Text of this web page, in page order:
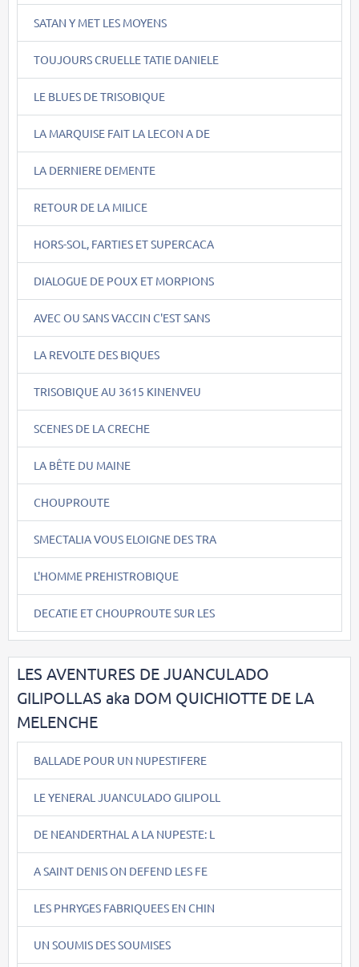
SATAN Y MET LES MOYENS
TOUJOURS CRUELLE TATIE DANIELE
LE BLUES DE TRISOBIQUE
LA MARQUISE FAIT LA LECON A DE
LA DERNIERE DEMENTE
RETOUR DE LA MILICE
HORS-SOL, FARTIES ET SUPERCACA
DIALOGUE DE POUX ET MORPIONS
AVEC OU SANS VACCIN C'EST SANS
LA REVOLTE DES BIQUES
TRISOBIQUE AU 3615 KINENVEU
SCENES DE LA CRECHE
LA BÊTE DU MAINE
CHOUPROUTE
SMECTALIA VOUS ELOIGNE DES TRA
L'HOMME PREHISTROBIQUE
DECATIE ET CHOUPROUTE SUR LES
LES AVENTURES DE JUANCULADO
GILIPOLLAS aka DOM QUICHIOTTE DE LA
MELENCHE
BALLADE POUR UN NUPESTIFERE
LE YENERAL JUANCULADO GILIPOLL
DE NEANDERTHAL A LA NUPESTE: L
A SAINT DENIS ON DEFEND LES FE
LES PHRYGES FABRIQUEES EN CHIN
UN SOUMIS DES SOUMISES